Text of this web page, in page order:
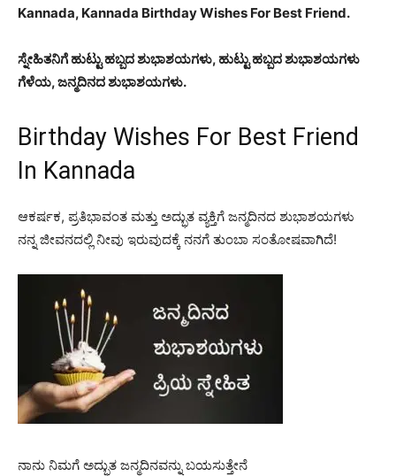
Kannada, Kannada Birthday Wishes For Best Friend.
ಸ್ನೇಹಿತನಿಗೆ ಹುಟ್ಟು ಹಬ್ಬದ ಶುಭಾಶಯಗಳು, ಹುಟ್ಟು ಹಬ್ಬದ ಶುಭಾಶಯಗಳು
ಗೆಳೆಯ, ಜನ್ಮದಿನದ ಶುಭಾಶಯಗಳು.
Birthday Wishes For Best Friend
In Kannada
ಆಕರ್ಷಕ, ಪ್ರತಿಭಾವಂತ ಮತ್ತು ಅದ್ಭುತ ವ್ಯಕ್ತಿಗೆ ಜನ್ಮದಿನದ ಶುಭಾಶಯಗಳು
ನನ್ನ ಜೀವನದಲ್ಲಿ ನೀವು ಇರುವುದಕ್ಕೆ ನನಗೆ ತುಂಬಾ ಸಂತೋಷವಾಗಿದೆ!
ನಾನು ನಿಮಗೆ ಅದ್ಭುತ ಜನ್ಮದಿನವನ್ನು ಬಯಸುತ್ತೇನೆ